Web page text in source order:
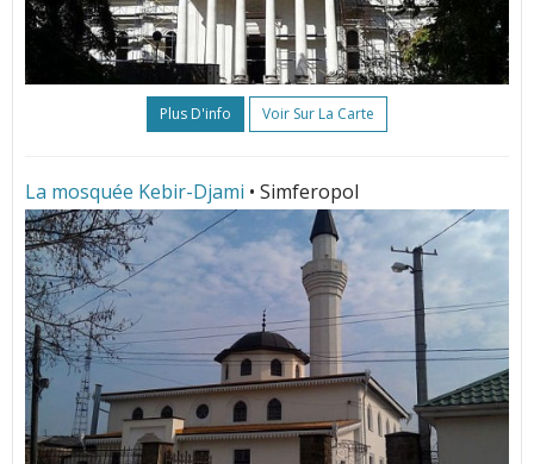
Plus D'info Voir Sur La Carte
La mosquée Kebir-Djami • Simferopol